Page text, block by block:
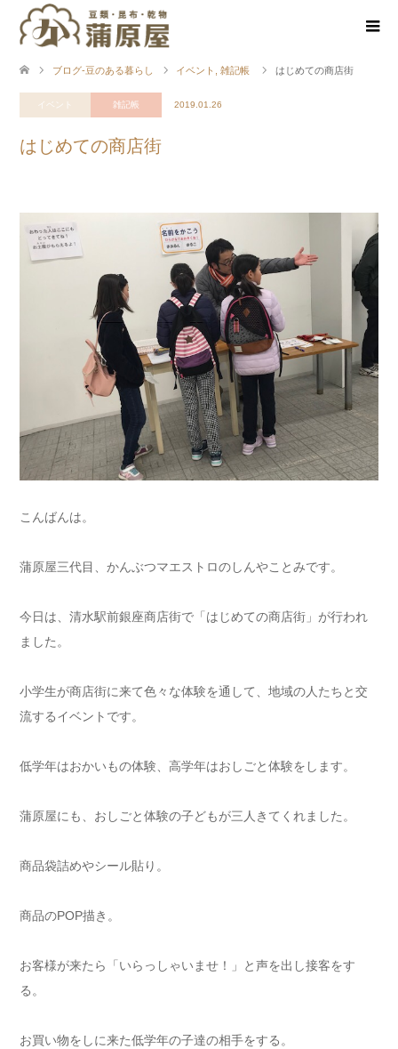
ブログ-豆のある暮らし イベント 雑記帳 はじめての商店街
イベント 雑記帳 2019.01.26
はじめての商店街
こんばんは。
蒲原屋三代目、かんぶつマエストロのしんやことみです。
今日は、清水駅前銀座商店街で「はじめての商店街」が行われ
ました。
小学生が商店街に来て色々な体験を通して、地域の人たちと交
流するイベントです。
低学年はおかいもの体験、高学年はおしごと体験をします。
蒲原屋にも、おしごと体験の子どもが三人きてくれました。
商品袋詰めやシール貼り。
商品のPOP描き。
お客様が来たら「いらっしゃいませ！」と声を出し接客をす
る。
お買い物をしに来た低学年の子達の相手をする。